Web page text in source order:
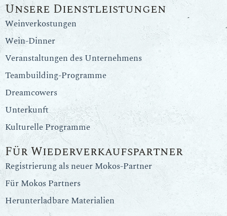
Unsere Dienstleistungen
Weinverkostungen
Wein-Dinner
Veranstaltungen des Unternehmens
Teambuilding-Programme
Dreamcowers
Unterkunft
Kulturelle Programme
Für Wiederverkaufspartner
Registrierung als neuer Mokos-Partner
Für Mokos Partners
Herunterladbare Materialien